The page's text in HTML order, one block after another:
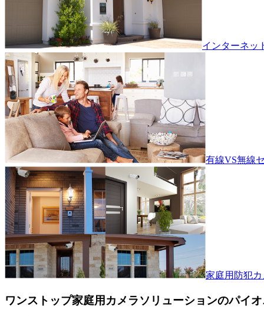
インターネッ
有線VS無線
家庭用防犯
ワンストップ家庭用カメラソリューションのパイ